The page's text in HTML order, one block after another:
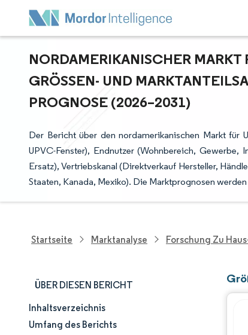
NORDAMERIKANISCHER MARKT
GRÖSSEN- UND
ROGNOSE (2026–2031)
Der Bericht über den nordamerikanischen Markt für
UPVC-Fenster), Endnutzer (Wohnbereich,
Ersatz), Vertriebskanal (Direktverkauf Hersteller,
Staaten, Kanada, Mexiko). Die Marktprognosen
Startseite Marktanalyse Forschung Zu
ÜBER DIESEN BERICHT
Marktgröße und -anteil
Inhaltsverzeichnis
Umfang des Berichts